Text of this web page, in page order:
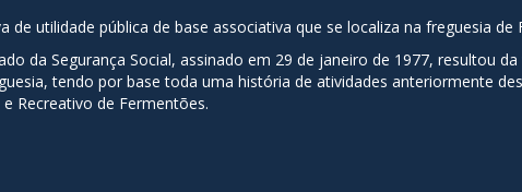
utilidade pública de base associativa que se localiza na freguesia de
da Segurança Social, assinado em 29 de janeiro de 1977, resultou
tendo por base toda uma história de atividades anteriormente
Recreativo de Fermentões.